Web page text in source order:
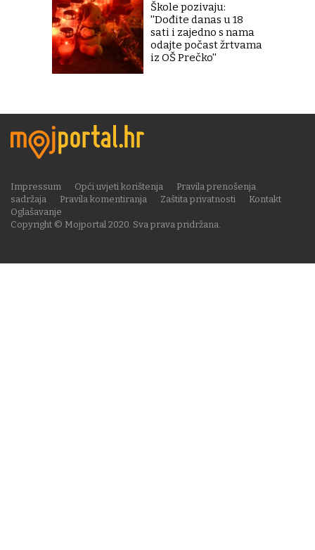
Škole pozivaju:
''Dođite danas u 18
sati i zajedno s nama
odajte počast žrtvama
iz OŠ Prečko''
Copyright © Mojportal 2020. Sva prava pridržana.
Impressum Opći uvjeti korištenja
Pravila prenošenja
sadržaja
Pravila komentiranja Zaštita privatnosti
Kontakt
Oglašavanje